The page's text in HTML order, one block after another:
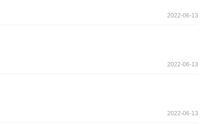
2022-06-13
2022-06-13
2022-06-13